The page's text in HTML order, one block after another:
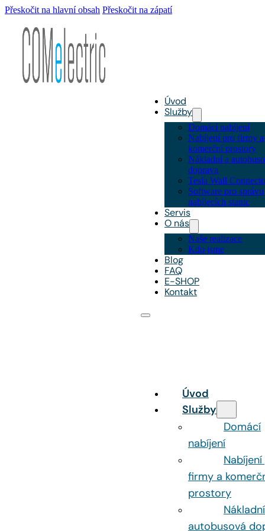
Přeskočit na hlavní obsah Přeskočit na zápatí
Úvod
Služby
Domácí nabíjení
Nabíjení pro firmy a
komerční prostory
Nákladní a
doprava
Tesla Wall
Software pro správu
nabíjecích stanic
Servis
O nás
Naše realizace
Kdo jsme
Blog
FAQ
E-SHOP
Kontakt
Úvod
Služby
Domácí
nabíjení
firmy a
prostory
autobusová